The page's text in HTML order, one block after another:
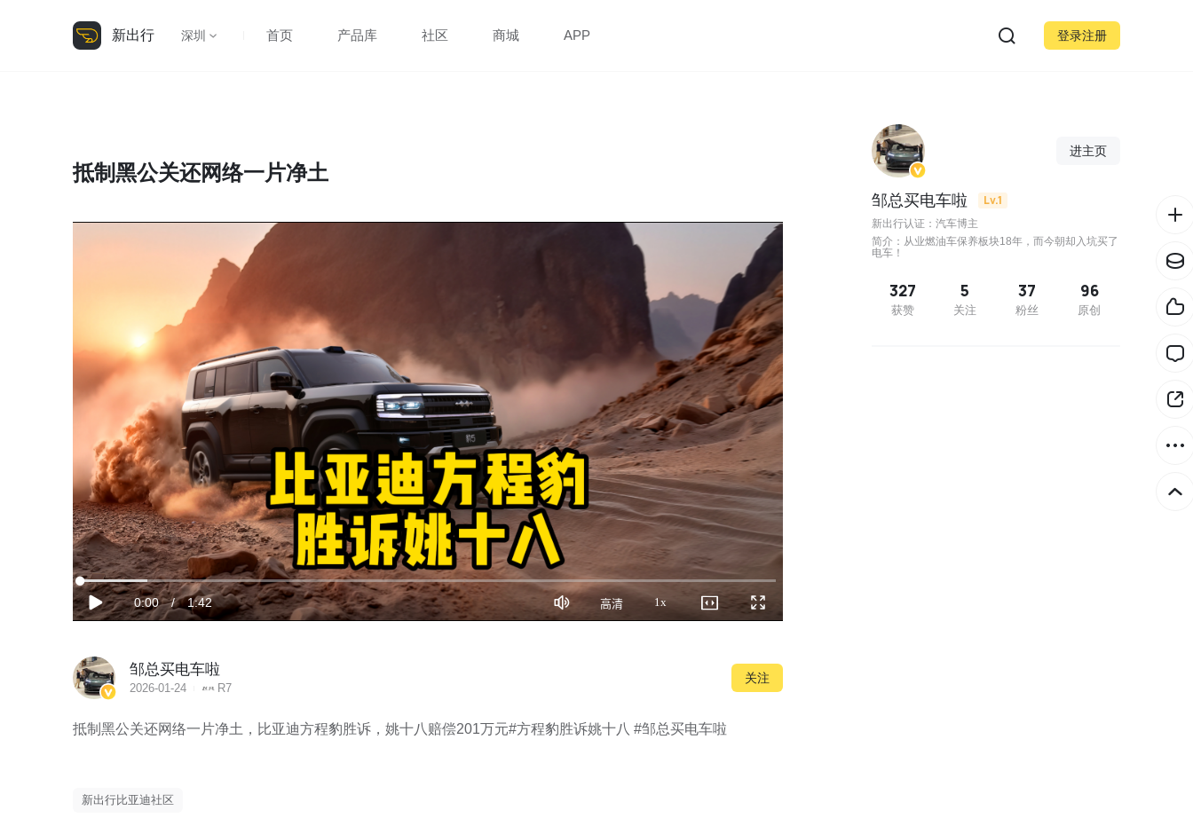
新出行 深圳 首页 产品库 社区 商城 APP 登录注册
抵制黑公关还网络一片净土
播
放
当
时
0:00 / 时
1:42
加
载
完
成:
静
音
画
质
高清 1x
播
放
全
屏
邹总买电车啦
2026-01-24 R7
关注
抵制黑公关还网络一片净土，比亚迪方程豹胜诉，姚十八赔偿201万元#方程豹胜诉姚十八 #邹总买电车啦
新出行比亚迪社区
进主页
邹总买电车啦 Lv.1
新出行认证：汽车博主
简介：从业燃油车保养板块18年，而今朝却入坑买了
电车！
327
获赞
5
关注
37
粉丝
96
原创